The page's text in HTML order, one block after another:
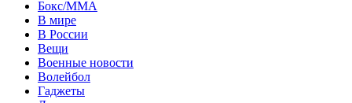
Бокс/MMA
В мире
В России
Вещи
Военные новости
Волейбол
Гаджеты